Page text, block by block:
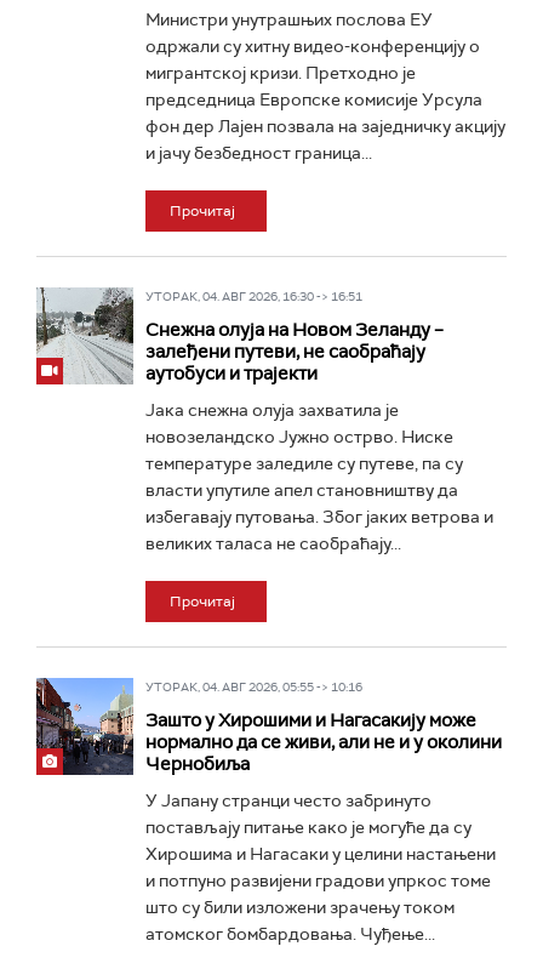
Министри унутрашњих послова ЕУ
одржали су хитну видео-конференцију о
мигрантској кризи. Претходно је
председница Европске комисије Урсула
фон дер Лајен позвала на заједничку акцију
и јачу безбедност граница...
Прочитај
УТОРАК, 04. АВГ 2026, 16:30 -> 16:51
Снежна олуја на Новом Зеланду –
залеђени путеви, не саобраћају
аутобуси и трајекти
Јака снежна олуја захватила је
новозеландско Јужно острво. Ниске
температуре заледиле су путеве, па су
власти упутиле апел становништву да
избегавају путовања. Због јаких ветрова и
великих таласа не саобраћају...
Прочитај
УТОРАК, 04. АВГ 2026, 05:55 -> 10:16
Зашто у Хирошими и Нагасакију може
нормално да се живи, али не и у околини
Чернобиља
У Јапану странци често забринуто
постављају питање како је могуће да су
Хирошима и Нагасаки у целини настањени
и потпуно развијени градови упркос томе
што су били изложени зрачењу током
атомског бомбардовања. Чуђење...